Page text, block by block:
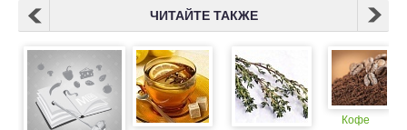
ЧИТАЙТЕ ТАКЖЕ
Кофе